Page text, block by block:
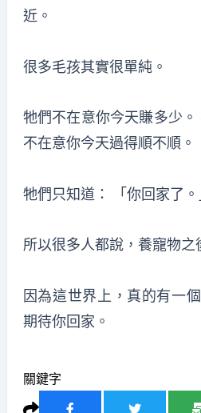
近。
很多毛孩其實很單純。
牠們不在意你今天賺多少
不在意你今天過得順不順。
牠們只知道： 「你回家了。
所以很多人都說，養寵物之
因為這世界上，真的有一
期待你回家。
關鍵字